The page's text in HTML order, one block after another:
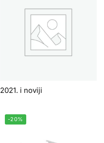
2021. i noviji
-20%